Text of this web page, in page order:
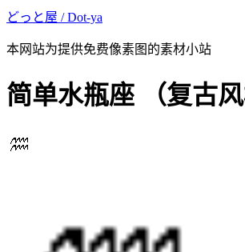
どっと屋 / Dot-ya
本网站为提供免费像素图的素材小站
简单水瓶座 （复古风